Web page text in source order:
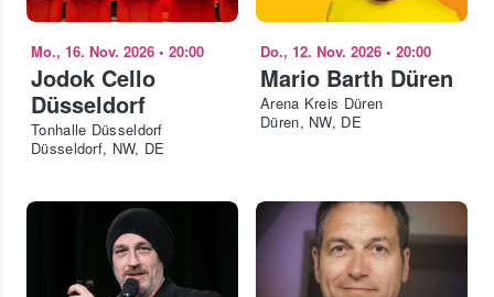
Mo., 16. Nov. 2026 • 20:00
Jodok Cello
Düsseldorf
Tonhalle Düsseldorf
Düsseldorf, NW, DE
Do., 12. Nov. 2026 • 20:00
Mario Barth Düren
Arena Kreis Düren
Düren, NW, DE